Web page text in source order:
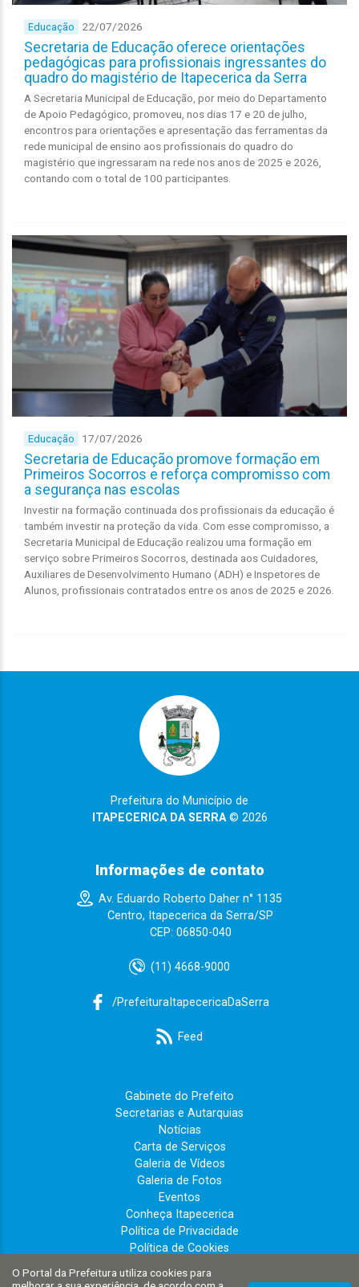
Educação 22/07/2026
Secretaria de Educação oferece orientações
pedagógicas para profissionais ingressantes do
quadro do magistério de Itapecerica da Serra
A Secretaria Municipal de Educação, por meio do Departamento
de Apoio Pedagógico, promoveu, nos dias 17 e 20 de julho,
encontros para orientações e apresentação das ferramentas da
rede municipal de ensino aos profissionais do quadro do
magistério que ingressaram na rede nos anos de 2025 e 2026,
contando com o total de 100 participantes.
Educação 17/07/2026
Secretaria de Educação promove formação em
Primeiros Socorros e reforça compromisso com
a segurança nas escolas
Investir na formação continuada dos profissionais da educação é
também investir na proteção da vida. Com esse compromisso, a
Secretaria Municipal de Educação realizou uma formação em
serviço sobre Primeiros Socorros, destinada aos Cuidadores,
Auxiliares de Desenvolvimento Humano (ADH) e Inspetores de
Alunos, profissionais contratados entre os anos de 2025 e 2026.
Prefeitura do Município de
ITAPECERICA DA SERRA© 2026
Informações de contato
Av. Eduardo Roberto Daher n° 1135
Centro, Itapecerica da Serra/SP
CEP: 06850-040
(11) 4668-9000
/PrefeituraItapecericaDaSerra
Feed
Gabinete do Prefeito
Secretarias e Autarquias
Notícias
Carta de Serviços
Galeria de Vídeos
Galeria de Fotos
Eventos
Conheça Itapecerica
Política de Privacidade
Política de Cookies
Perguntas Frequentes
O Portal da Prefeitura utiliza cookies para